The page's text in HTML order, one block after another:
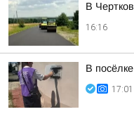
В
16:16
В
17:01